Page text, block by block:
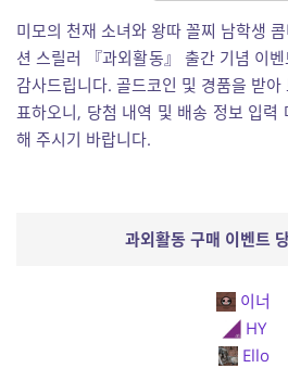
미모의 천재 소녀와 왕따 꼴찌 남학생
션 스릴러 『과외활동』 출간 기념 이
감사드립니다. 골드코인 및 경품을 받
표하오니, 당첨 내역 및 배송 정보 입력
해 주시기 바랍니다.
과외활동 구매 이벤트
이너
HY
Ello